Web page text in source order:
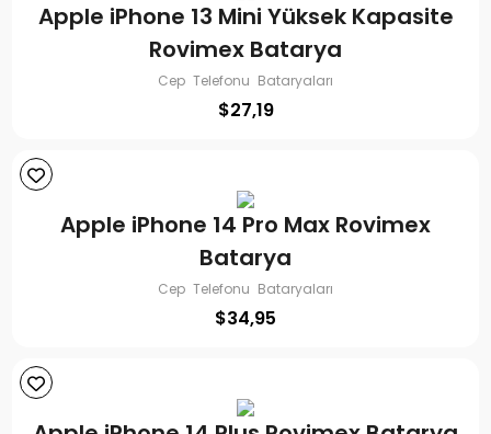
Apple iPhone 13 Mini Yüksek Kapasite
Rovimex Batarya
Cep Telefonu Bataryaları
$27,19
Apple iPhone 14 Pro Max Rovimex
Batarya
Cep Telefonu Bataryaları
$34,95